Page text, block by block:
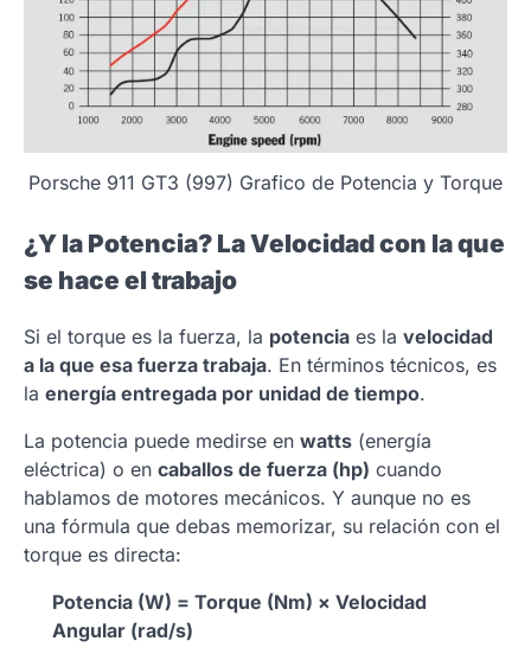
Porsche 911 GT3 (997) Grafico de Potencia y Torque
¿Y la Potencia? La Velocidad con la que
se hace el trabajo
Si el torque es la fuerza, la potencia es la velocidad
a la que esa fuerza trabaja. En términos técnicos, es
la energía entregada por unidad de tiempo.
La potencia puede medirse en watts (energía
eléctrica) o en caballos de fuerza (hp) cuando
hablamos de motores mecánicos. Y aunque no es
una fórmula que debas memorizar, su relación con el
torque es directa:
Potencia (W) = Torque (Nm) × Velocidad
Angular (rad/s)